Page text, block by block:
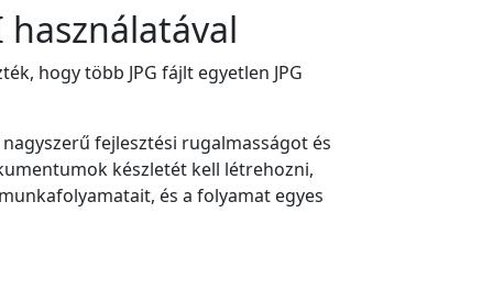
használatával
hogy több JPG fájlt egyetlen JPG
fejlesztési rugalmasságot és
készletét kell létrehozni,
és a folyamat egyes